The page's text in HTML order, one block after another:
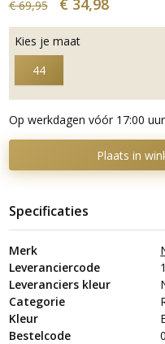
€ 69,95 € 34,98
Kies je maat
44
Op werkdagen vóór 17:00
Plaats in
Specificaties
Merk
Leveranciercode
Leveranciers kleur
Categorie
Kleur
Bestelcode